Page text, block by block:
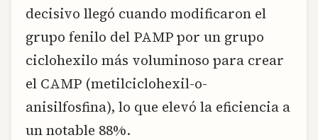
decisivo llegó cuando modificaron el
grupo fenilo del PAMP por un grupo
ciclohexilo más voluminoso para crear
el CAMP (metilciclohexil-o-
anisilfosfina), lo que elevó la eficiencia a
un notable 88%.